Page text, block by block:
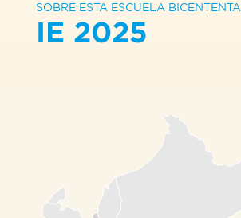
SOBRE ESTA ESCUELA
IE 2025